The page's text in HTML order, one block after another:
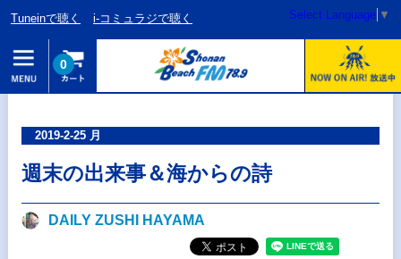
Tuneinで聴く i-コミュラジで聴く Select Language ▼
0
2019-2-25 月
週末の出来事＆海からの詩
DAILY ZUSHI HAYAMA